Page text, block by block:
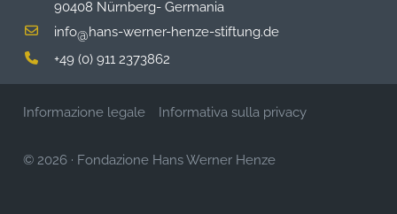
90408 Nürnberg- Germania
info@hans-werner-henze-stiftung.de
+49 (0) 911 2373862
Informazione legale Informativa sulla privacy
© 2026 · Fondazione Hans Werner Henze